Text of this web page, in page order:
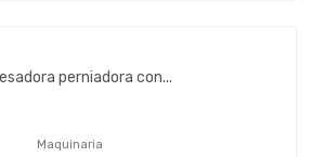
Maquinaria